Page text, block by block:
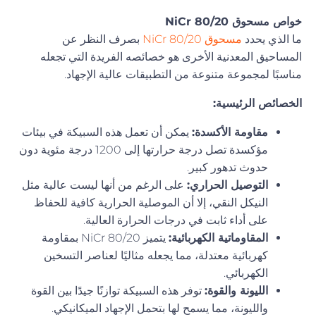
خواص مسحوق NiCr 80/20
ما الذي يحدد مسحوق NiCr 80/20
بصرف النظر عن
المساحيق المعدنية الأخرى هو خصائصه الفريدة التي تجعله
مناسبًا لمجموعة متنوعة من التطبيقات عالية الإجهاد.
الخصائص الرئيسية:
مقاومة الأكسدة:يمكن أن تعمل هذه السبيكة في بيئات
مؤكسدة تصل درجة حرارتها إلى 1200 درجة مئوية دون
حدوث تدهور كبير.
التوصيل الحراري:على الرغم من أنها ليست عالية مثل
النيكل النقي، إلا أن الموصلية الحرارية كافية للحفاظ
على أداء ثابت في درجات الحرارة العالية.
المقاوماتية الكهربائية:
يتميز NiCr 80/20 بمقاومة
كهربائية معتدلة، مما يجعله مثاليًا لعناصر التسخين
الكهربائي.
الليونة والقوة:توفر هذه السبيكة توازنًا جيدًا بين القوة
والليونة، مما يسمح لها بتحمل الإجهاد الميكانيكي.